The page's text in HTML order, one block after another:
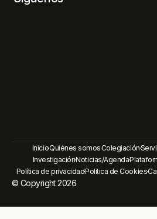
InicioQuiénes somosColegiación
InvestigaciónNoticias/Agenda
Política de privacidadPolitica de Cookies
© Copyright 2026